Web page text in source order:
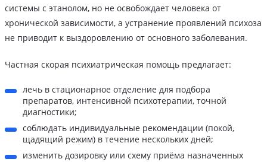
системы с этанолом, но не освобождает человека от
хронической зависимости, а устранение проявлений психоза
не приводит к выздоровлению от основного заболевания.
Частная скорая психиатрическая помощь предлагает:
лечь в стационарное отделение для подбора
препаратов, интенсивной психотерапии, точной
диагностики;
соблюдать индивидуальные рекомендации (покой,
щадящий режим) в течение нескольких дней;
изменить дозировку или схему приёма назначенных